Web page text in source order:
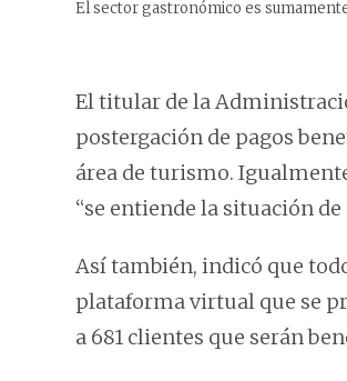
El sector gastronómico es
El titular de la
postergación de pagos
área de turismo.
“se entiende la situación de
Así también, indicó que
plataforma virtual que se
a 681 clientes que serán